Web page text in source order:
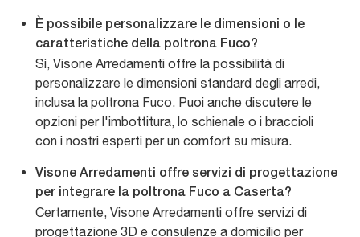
È possibile personalizzare le dimensioni o le
caratteristiche della poltrona Fuco?
Sì, Visone Arredamenti offre la possibilità di
personalizzare le dimensioni standard degli arredi,
inclusa la poltrona Fuco. Puoi anche discutere le
opzioni per l'imbottitura, lo schienale o i braccioli
con i nostri esperti per un comfort su misura.
Visone Arredamenti offre servizi di progettazione
per integrare la poltrona Fuco a Caserta?
Certamente, Visone Arredamenti offre servizi di
progettazione 3D e consulenze a domicilio per